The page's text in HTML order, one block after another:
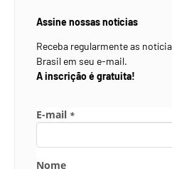
Assine nossas notícias
Receba regularmente as
Brasil em seu e-mail.
A inscrição é gratuita!